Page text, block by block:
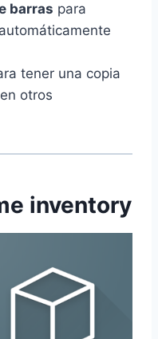
barras para
tener una copia
otros
inventory